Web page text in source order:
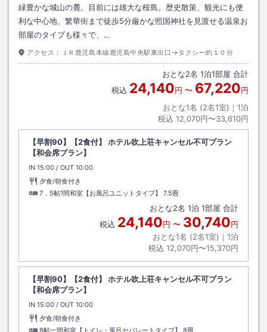
緑豊かな城山の麓。目前には雄大な桜島。歴史散策、観光にも便
利な中心地、繁華街まで徒歩5分厳かな照国神社を見渡せる温泉お
部屋のタイプも様々で、…
アクセス： ＪＲ鹿児島本線鹿児島中央駅東出口→タクシー約１０分
おとな2名 1泊1部屋 合計
税込 24,140円 〜 67,220円
おとな1名 (2名1室)｜ 1泊
税込 12,070円〜33,610円
【早割90】【2食付】 ホテル吹上荘キャンセル不可プラン
【和会席プラン】
IN チェックイン
15:00 / OUT チェックアウト
10:00
夕食/朝食付き
7．5帖1間和室【お風呂ユニットタイプ】
7.5畳
おとな2名 1泊 1部屋 合計
税込 24,140円 〜 30,740円
おとな1名 (2名1室)｜ 1泊
税込 12,070円〜15,370円
【早割90】【2食付】 ホテル吹上荘キャンセル不可プラン
【和会席プラン】
IN チェックイン
15:00 / OUT チェックアウト
10:00
夕食/朝食付き
8帖一間和室【トイレ・風呂セパレートタイプ】
8畳